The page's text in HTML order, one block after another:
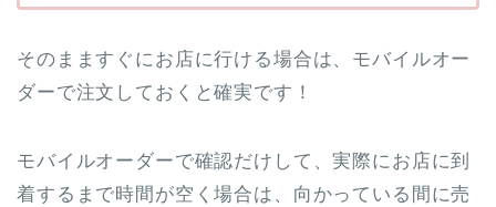
そのまますぐにお店に行ける場合は、モバイルオー
ダーで注文しておくと確実です！
モバイルオーダーで確認だけして、実際にお店に到
着するまで時間が空く場合は、向かっている間に売